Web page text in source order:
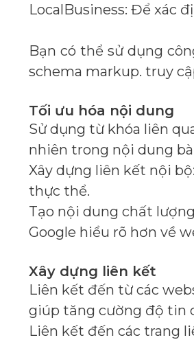
LocalBusiness: Để xác
Bạn có thể sử dụng
schema markup. truy
Tối ưu hóa nội dung
Sử dụng từ khóa liên
nhiên trong nội dung
Xây dựng liên kết nội
thực thể.
Tạo nội dung chất
Google hiểu rõ hơn về
Xây dựng liên kết
Liên kết đến từ các
giúp tăng cường độ tin
Liên kết đến các trang